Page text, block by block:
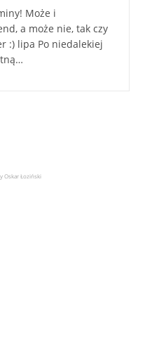
Może i
a może nie, tak czy
:) lipa Po niedalekiej
Oskar Łoziński